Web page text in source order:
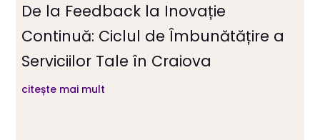
De la Feedback la Inovație
Continuă: Ciclul de Îmbunătățire a
Serviciilor Tale în Craiova
citește mai mult